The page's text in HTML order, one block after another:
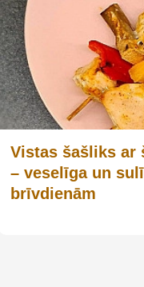
Vistas šašliks ar
– veselīga un
brīvdienām